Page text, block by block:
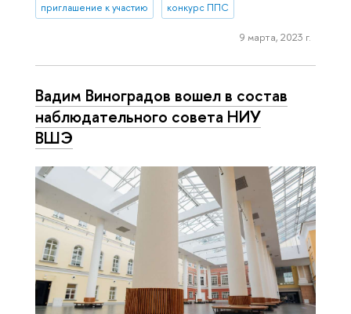
приглашение к участию конкурс ППС
9 марта, 2023 г.
Вадим Виноградов вошел в состав
наблюдательного совета НИУ
ВШЭ